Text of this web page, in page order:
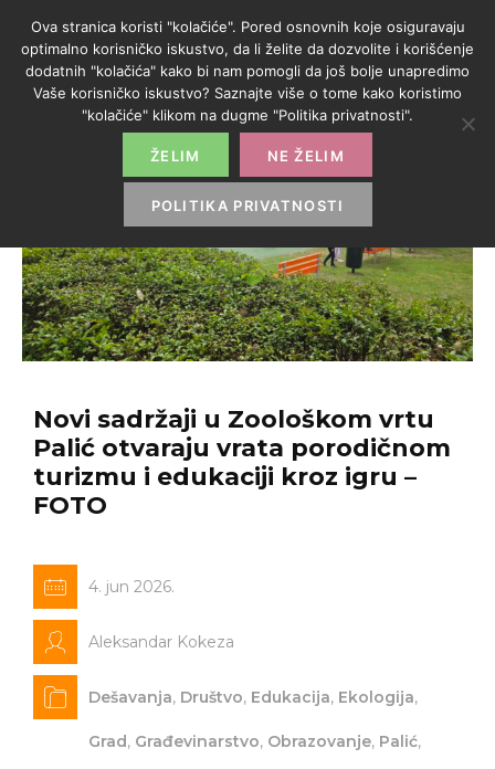
Novi sadržaji u Zoološkom vrtu
Palić otvaraju vrata porodičnom
turizmu i edukaciji kroz igru –
FOTO
4. jun 2026.
Aleksandar Kokeza
Dešavanja, Društvo, Edukacija, Ekologija,
Grad, Građevinarstvo, Obrazovanje, Palić,
Ova stranica koristi "kolačiće". Pored osnovnih koje osiguravaju
optimalno korisničko iskustvo, da li želite da dozvolite i korišćenje
dodatnih "kolačića" kako bi nam pomogli da još bolje unapredimo
Vaše korisničko iskustvo? Saznajte više o tome kako koristimo
"kolačiće" klikom na dugme "Politika privatnosti".
ŽELIM NE ŽELIM
POLITIKA PRIVATNOSTI